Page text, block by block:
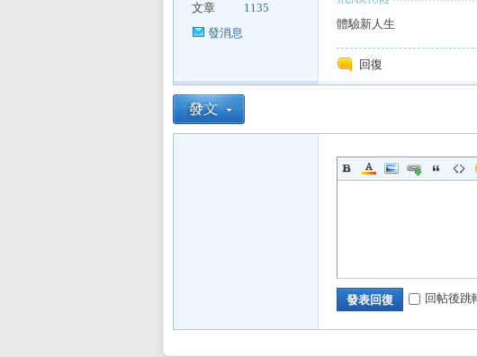
文章
1135
發消息
體驗新人生
回復
發表回復 回帖後跳